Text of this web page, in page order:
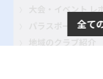
大会・イベント レ
パラスポーツイン
全て